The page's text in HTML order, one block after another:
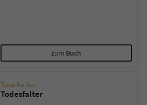
zum Buch
Tessa Korber
Todesfalter